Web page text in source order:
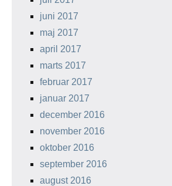
juni 2017
maj 2017
april 2017
marts 2017
februar 2017
januar 2017
december 2016
november 2016
oktober 2016
september 2016
august 2016